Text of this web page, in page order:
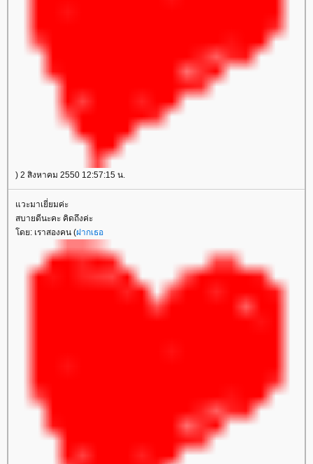
) 2 สิงหาคม 2550 12:57:15 น.
วะมาเยี่ยมค่ะ
สบายดีนะคะ คิดถึงค่ะ
ดย: เราสองคน (ฝากเธอ